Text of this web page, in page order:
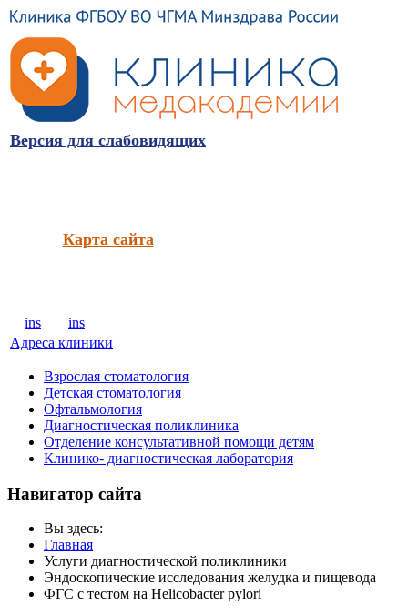
Версия для слабовидящих
Карта сайта
ins
ins
Адреса клиники
Взрослая стоматология
Детская стоматология
Офтальмология
Диагностическая поликлиника
Отделение консультативной помощи детям
Клинико- диагностическая лаборатория
Навигатор сайта
Вы здесь:
Главная
Услуги диагностической поликлиники
Эндоскопические исследования желудка и пищевода
ФГС c тестом на Helicobacter pylori